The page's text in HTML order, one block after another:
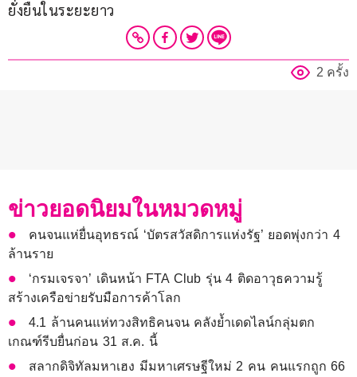
ยั่งยืนในระยะยาว
2 ครั้ง
ข่าวยอดนิยมในหมวดหมู่
คนจนแห่ยื่นอุทธรณ์ ‘บัตรสวัสดิการแห่งรัฐ’ ยอดพุ่งกว่า 4
ล้านราย
‘กรมเจรจา’ เดินหน้า FTA Club รุ่น 4 ติดอาวุธความรู้
สร้างเครือข่ายรับมือการค้าโลก
4.1 ล้านคนแห่ทวงสิทธิคนจน คลังย้ำเดดไลน์กลุ่มตก
เกณฑ์รีบยื่นก่อน 31 ส.ค. นี้
สลากดิจิทัลมหาเฮง มีมหาเศรษฐีใหม่ 2 คน คนแรกถูก 66